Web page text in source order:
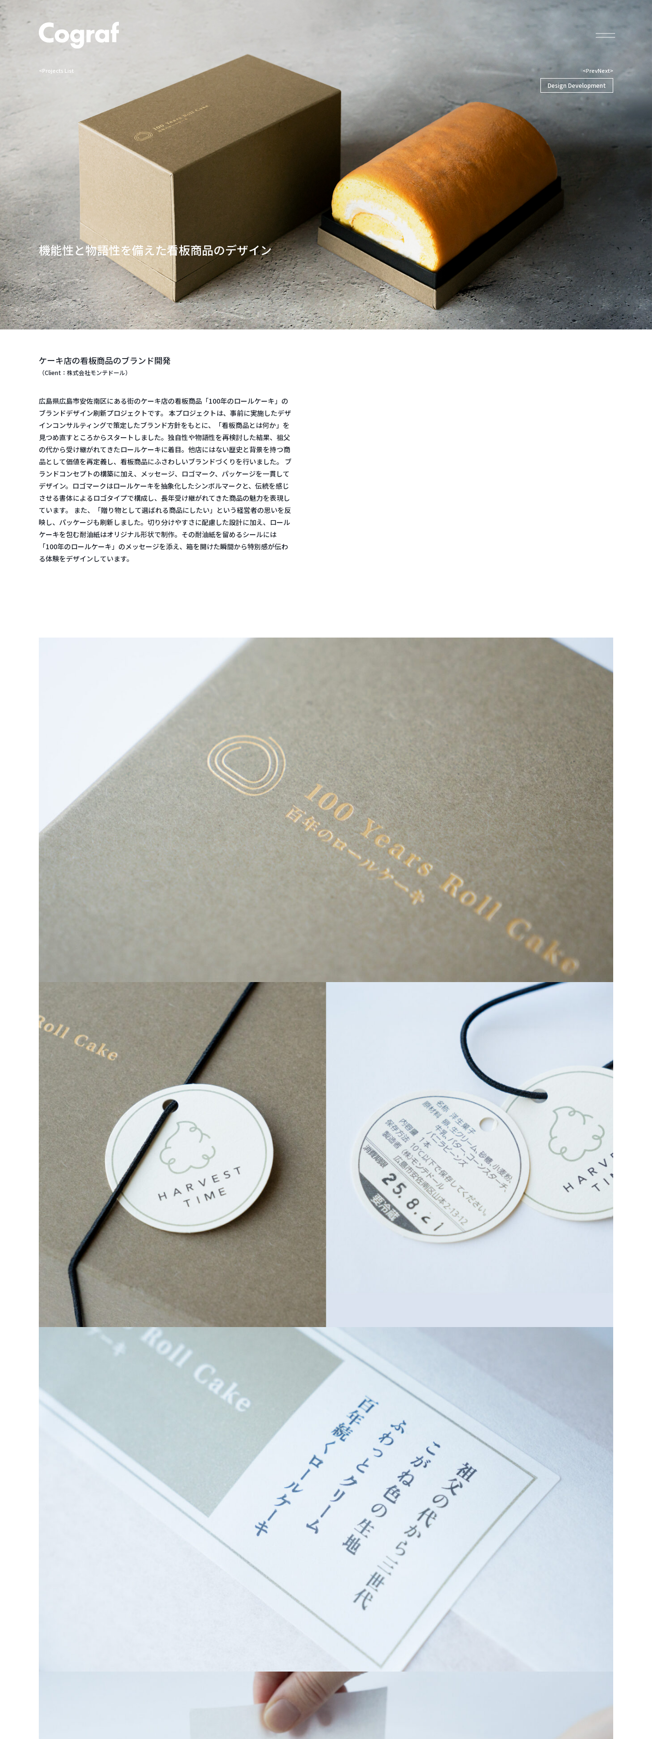
<Projects List <PrevNext>
Design Development
機能性と物語性を備えた看板商品のデザイン
ケーキ店の看板商品のブランド開発
（Client：株式会社モンテドール）
広島県広島市安佐南区にある街のケーキ店の看板商品「100年のロールケーキ」の
ブランドデザイン刷新プロジェクトです。 本プロジェクトは、事前に実施したデザ
インコンサルティングで策定したブランド方針をもとに、「看板商品とは何か」を
見つめ直すところからスタートしました。独自性や物語性を再検討した結果、祖父
の代から受け継がれてきたロールケーキに着目。他店にはない歴史と背景を持つ商
品として価値を再定義し、看板商品にふさわしいブランドづくりを行いました。 ブ
ランドコンセプトの構築に加え、メッセージ、ロゴマーク、パッケージを一貫して
デザイン。ロゴマークはロールケーキを抽象化したシンボルマークと、伝統を感じ
させる書体によるロゴタイプで構成し、長年受け継がれてきた商品の魅力を表現し
ています。 また、「贈り物として選ばれる商品にしたい」という経営者の思いを反
映し、パッケージも刷新しました。切り分けやすさに配慮した設計に加え、ロール
ケーキを包む耐油紙はオリジナル形状で制作。その耐油紙を留めるシールには
「100年のロールケーキ」のメッセージを添え、箱を開けた瞬間から特別感が伝わ
る体験をデザインしています。